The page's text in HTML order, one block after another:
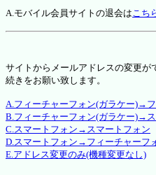
A.モバイル会員サイトの退会はこち
サイトからメールアドレスの変更
続きをお願い致します。
A.フィーチャーフォン(ガラケー)→
B.フィーチャーフォン(ガラケー)→
C.スマートフォン→スマートフォン
D.スマートフォン→フィーチャーフ
E.アドレス変更のみ(機種変更なし)